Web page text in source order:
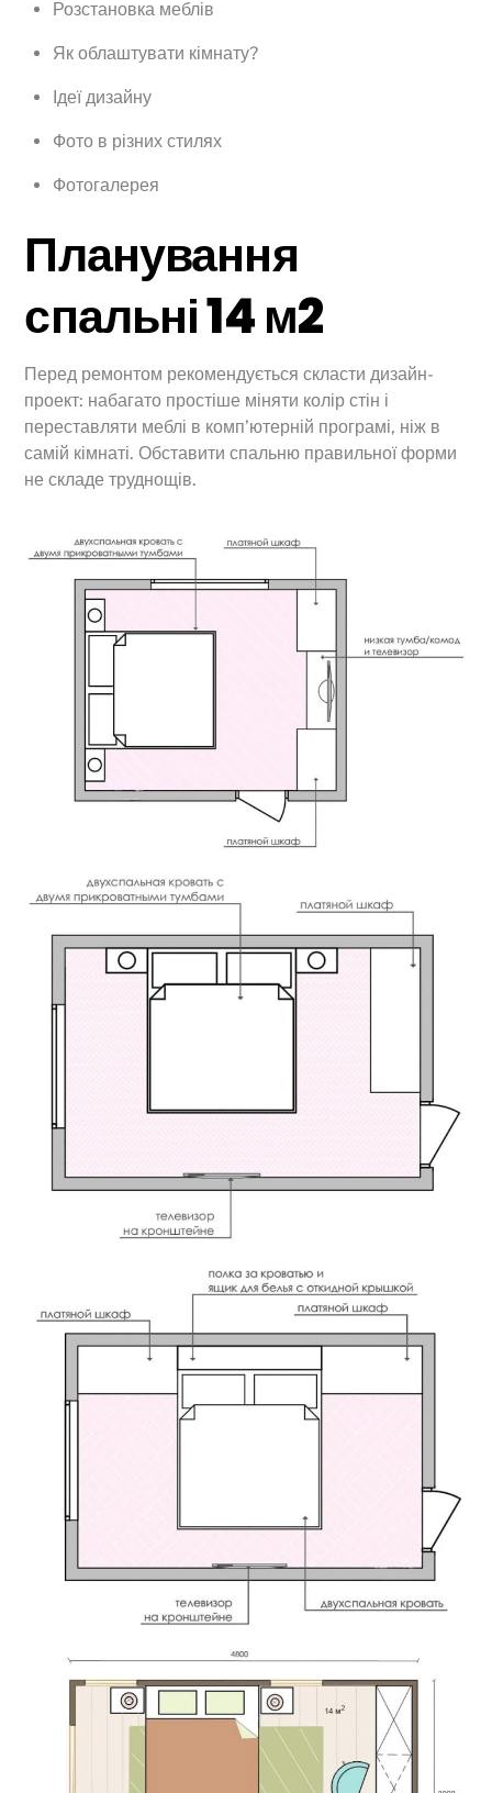
Розстановка меблів
Як облаштувати кімнату?
Ідеї дизайну
Фото в різних стилях
Фотогалерея
Планування
спальні 14 м2
Перед ремонтом рекомендується скласти дизайн-
проект: набагато простіше міняти колір стін і
переставляти меблі в комп’ютерній програмі, ніж в
самій кімнаті. Обставити спальню правильної форми
не складе труднощів.